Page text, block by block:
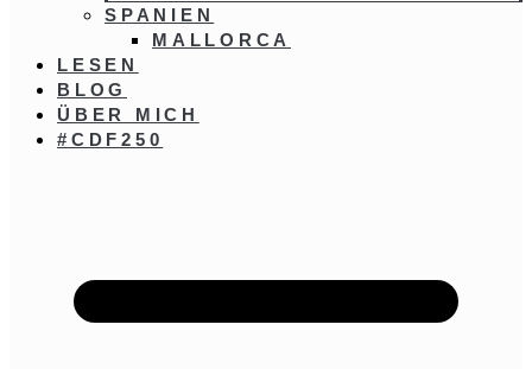
SPANIEN
MALLORCA
LESEN
BLOG
ÜBER MICH
#CDF250